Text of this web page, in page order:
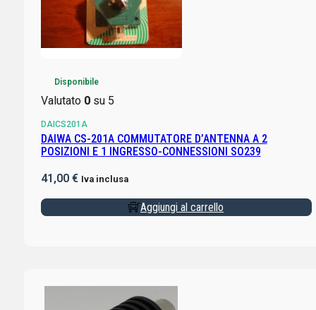
Disponibile
Valutato 0su 5
DAICS201A
DAIWA CS-201A COMMUTATORE D’ANTENNA A 2
POSIZIONI E 1 INGRESSO-CONNESSIONI SO239
41,00 € Iva inclusa
Aggiungi al carrello